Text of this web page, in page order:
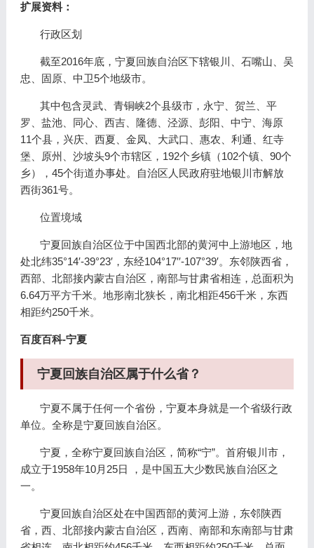
扩展资料：
行政区划
截至2016年底，宁夏回族自治区下辖银川、石嘴山、吴
忠、固原、中卫5个地级市。
其中包含灵武、青铜峡2个县级市，永宁、贺兰、平
罗、盐池、同心、西吉、隆德、泾源、彭阳、中宁、海原
11个县，兴庆、西夏、金凤、大武口、惠农、利通、红寺
堡、原州、沙坡头9个市辖区，192个乡镇（102个镇、90个
乡），45个街道办事处。自治区人民政府驻地银川市解放
西街361号。
位置境域
宁夏回族自治区位于中国西北部的黄河中上游地区，地
处北纬35°14′-39°23′，东经104°17′′-107°39′。东邻陕西省，
西部、北部接内蒙古自治区，南部与甘肃省相连，总面积为
6.64万平方千米。地形南北狭长，南北相距456千米，东西
相距约250千米。
百度百科-宁夏
宁夏回族自治区属于什么省？
宁夏不属于任何一个省份，宁夏本身就是一个省级行政
单位。全称是宁夏回族自治区。
宁夏，全称宁夏回族自治区，简称“宁”。首府银川市，
成立于1958年10月25日 ，是中国五大少数民族自治区之
一。
宁夏回族自治区处在中国西部的黄河上游，东邻陕西
省，西、北部接内蒙古自治区，西南、南部和东南部与甘肃